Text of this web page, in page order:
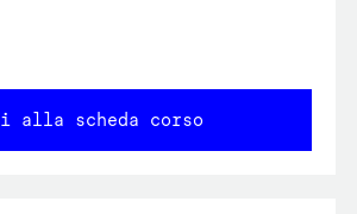
alla scheda corso